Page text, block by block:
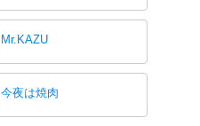
Mr.KAZU
今夜は焼肉